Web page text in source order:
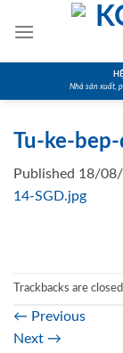
Nhà sản xuất,
Tu-ke-
Published 18/08/
14-SGD.jpg
Trackbacks are
← Previous
Next →